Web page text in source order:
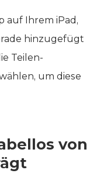
auf Ihrem iPad,
hinzugefügt
Teilen-
um diese
von